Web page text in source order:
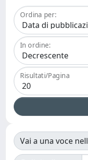
Ordina per:
In ordine:
Risultati/Pagina
Vai a una voce